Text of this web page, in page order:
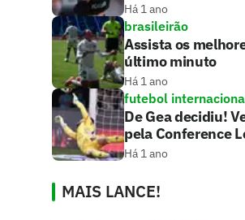
Há 1 ano
brasileirão
Assista os
último minuto
Há 1 ano
futebol
De Gea decidiu!
pela Conference
Há 1 ano
MAIS LANCE!